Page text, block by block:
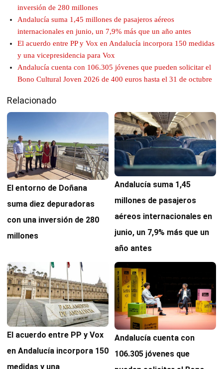
inversión de 280 millones
Andalucía suma 1,45 millones de pasajeros aéreos
internacionales en junio, un 7,9% más que un año antes
El acuerdo entre PP y Vox en Andalucía incorpora 150 medidas
y una vicepresidencia para Vox
Andalucía cuenta con 106.305 jóvenes que pueden solicitar el
Bono Cultural Joven 2026 de 400 euros hasta el 31 de octubre
Relacionado
El entorno de Doñana
suma diez depuradoras
con una inversión de 280
millones
Andalucía suma 1,45
millones de pasajeros
aéreos internacionales en
junio, un 7,9% más que un
año antes
El acuerdo entre PP y Vox
en Andalucía incorpora 150
medidas y una
Andalucía cuenta con
106.305 jóvenes que